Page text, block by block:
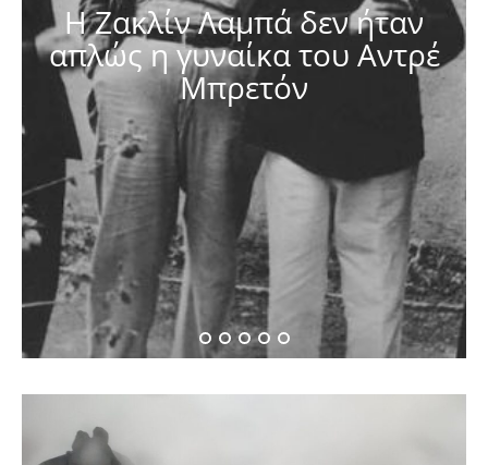
Η Ζακλίν Λαμπά δεν ήταν
απλώς η γυναίκα του Αντρέ
Μπρετόν